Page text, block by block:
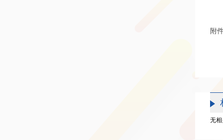
附
无